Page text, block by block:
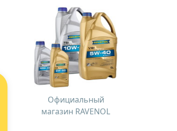
Официальный
магазин RAVENOL